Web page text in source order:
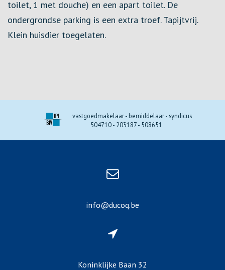
toilet, 1 met douche) en een apart toilet. De
ondergrondse parking is een extra troef. Tapijtvrij.
Klein huisdier toegelaten.
vastgoedmakelaar - bemiddelaar - syndicus
504710 - 203187 - 508651
info@ducoq.be
Koninklijke Baan 32